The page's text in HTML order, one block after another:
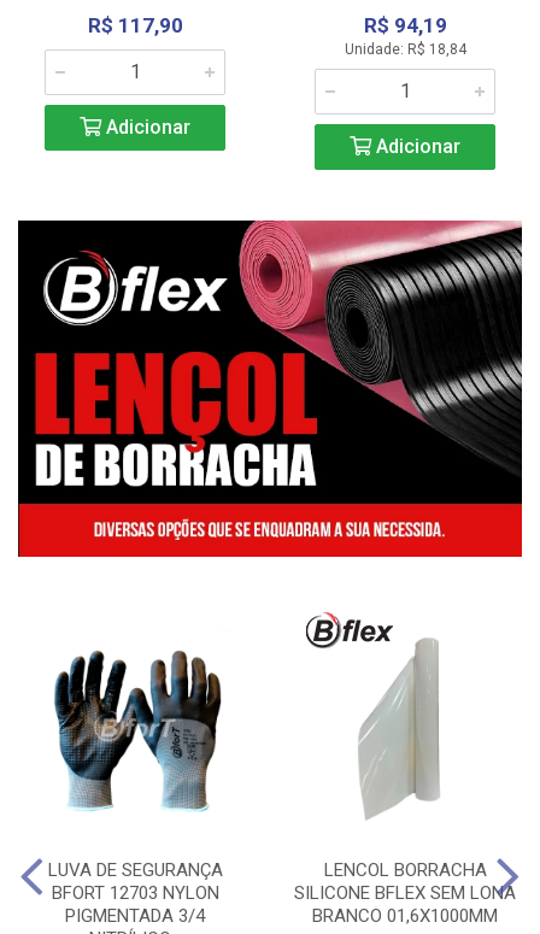
R$ 117,90
Adicionar
R$ 94,19
Unidade: R$ 18,84
Adicionar
LUVA DE SEGURANÇA
BFORT 12703 NYLON
PIGMENTADA 3/4
LENCOL BORRACHA
SILICONE BFLEX SEM LONA
BRANCO 01,6X1000MM